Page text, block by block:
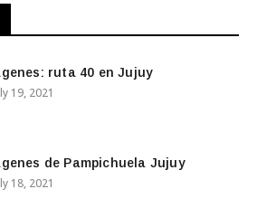
ruta 40 en Jujuy
19, 2021
de Pampichuela Jujuy
18, 2021